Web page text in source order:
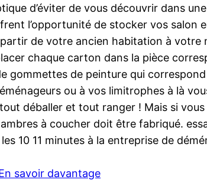
d’éviter de vous découvrir dans
l’opportunité de stocker vos salon
de votre ancien habitation à votre
chaque carton dans la pièce
gommettes de peinture qui
ou à vos limitrophes à là
déballer et tout ranger ! Mais si
à coucher doit être fabriqué.
10 11 minutes à la entreprise de
savoir davantage